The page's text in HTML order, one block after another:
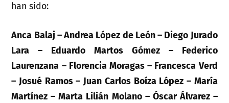
han sido:
Anca Balaj – Andrea López de León – Diego Jurado
Lara – Eduardo Martos Gómez – Federico
Laurenzana – Florencia Moragas – Francesca Verd
– Josué Ramos – Juan Carlos Boíza López – María
Martínez – Marta Lilián Molano – Óscar Álvarez –